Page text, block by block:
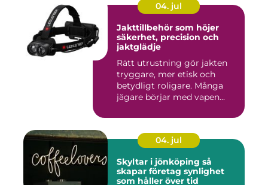
04. jul
Jakttillbehör som höjer
säkerhet, precision och
jaktglädje
Rätt utrustning gör jakten
tryggare, mer etisk och
betydligt roligare. Många
jägare börjar med vapen...
04. jul
Skyltar i jönköping så
skapar företag synlighet
som håller över tid